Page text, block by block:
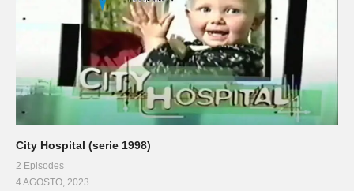
City Hospital (serie 1998)
2 Episodes
4 AGOSTO, 2023